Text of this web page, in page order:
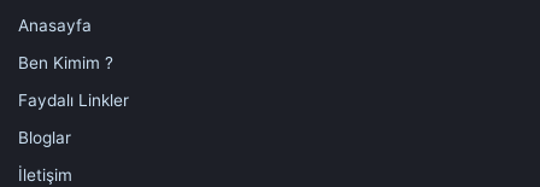
Anasayfa
Ben Kimim ?
Faydalı Linkler
Bloglar
İletişim